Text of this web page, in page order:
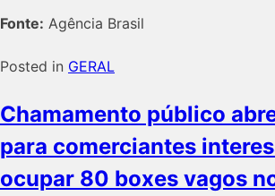
Fonte: Agência Brasil
Posted in GERAL
Chamamento público
para comerciantes
ocupar 80 boxes vagos